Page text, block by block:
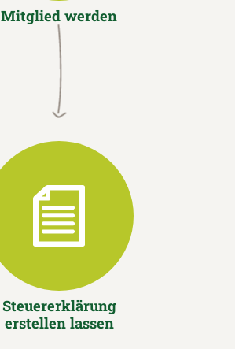
Mitglied werden
Steuererklärung
erstellen lassen